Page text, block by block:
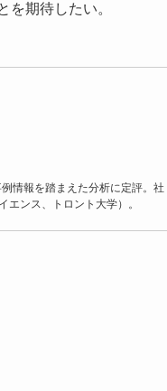
期待したい。
情報を踏まえた分析に定評。社
ンス、トロント大学）。